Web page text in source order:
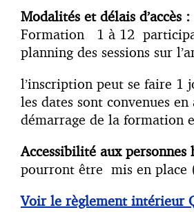
Modalités et délais d’accès :
Formation 1 à 12
planning des sessions sur
l’inscription peut se faire 1
les dates sont convenues
démarrage de la formation
Accessibilité aux personnes
pourront être mis en place
Voir le règlement intérieur